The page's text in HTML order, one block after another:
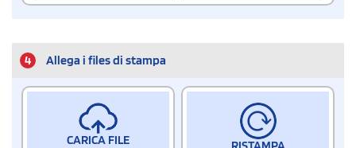
4 Allega i files di stampa
CARICA FILE